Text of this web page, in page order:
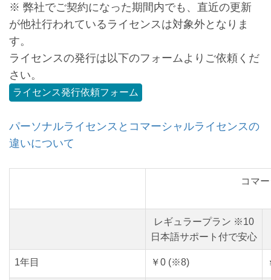
※ 弊社でご契約になった期間内でも、直近の更新
が他社行われているライセンスは対象外となりま
す。
ライセンスの発行は以下のフォームよりご依頼くだ
さい。
ライセンス発行依頼フォーム
パーソナルライセンスとコマーシャルライセンスの
違いについて
コマ
レギュラープラン ※10
日本語サポート付で安心
1年目 ￥0 (※8)